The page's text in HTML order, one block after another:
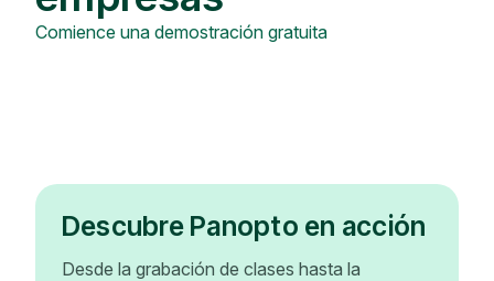
Comience una demostración gratuita
Descubre Panopto en acción
Desde la grabación de clases hasta la